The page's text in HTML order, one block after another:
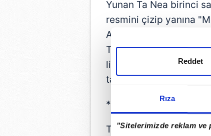
Rıza
"Sitelerimizde reklam ve
Reddet
Yunan Ta Nea birinci
resmini çizip yanına
Avrupa Dedi" ifadelerini
TV kanalları, son
liberallerin sosyal
taştı.
***
Tam bir bahar